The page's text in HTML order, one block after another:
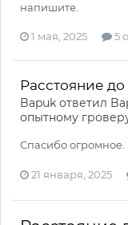
напишите.
1 мая, 2025 5
Расстояние
Bapuk ответил
опытному
Спасибо
21 января, 2025